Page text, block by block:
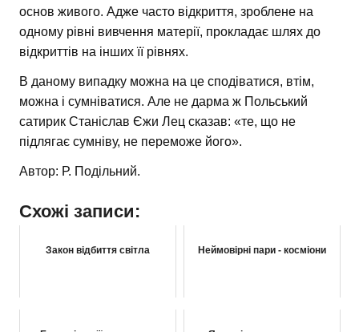
основ живого. Адже часто відкриття, зроблене на
одному рівні вивчення матерії, прокладає шлях до
відкриттів на інших її рівнях.
В даному випадку можна на це сподіватися, втім,
можна і сумніватися. Але не дарма ж Польський
сатирик Станіслав Єжи Лец сказав: «те, що не
підлягає сумніву, не переможе його».
Автор: Р. Подільний.
Схожі записи:
Закон відбиття світла Неймовірні пари - косміони